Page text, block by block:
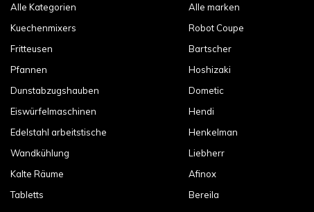
Alle Kategorien
Kuechenmixers
Fritteusen
Pfannen
Dunstabzugshauben
Eiswürfelmaschinen
Edelstahl arbeitstische
Wandkühlung
Kalte Räume
Tabletts
Alle marken
Robot Coupe
Bartscher
Hoshizaki
Dometic
Hendi
Henkelman
Liebherr
Afinox
Bereila